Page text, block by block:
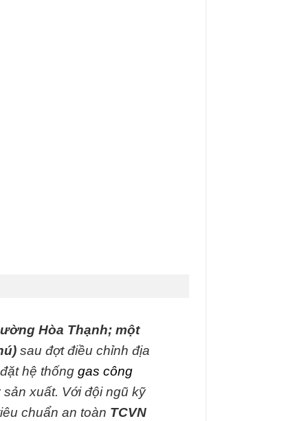
Hòa Thạnh; một
sau đợt điều chỉnh địa
hệ thống gas công
xuất. Với đội ngũ kỹ
chuẩn an toàn TCVN